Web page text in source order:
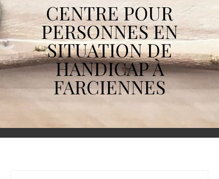
CENTRE POUR
PERSONNES EN
SITUATION DE
HANDICAP À
FARCIENNES